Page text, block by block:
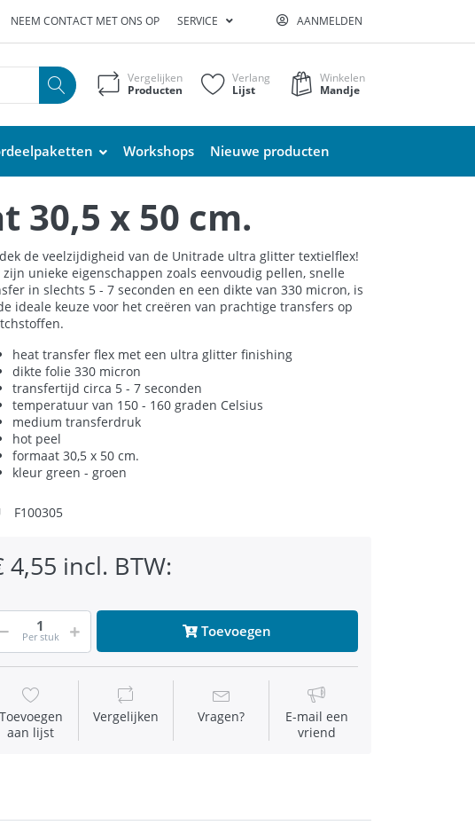
NEEM CONTACT MET ONS OP SERVICE AANMELDEN
Vergelijken
Producten
Verlang
Lijst
Winkelen
Mandje
Workshops Nieuwe producten
30,5 x 50 cm.
de veelzijdigheid van de Unitrade ultra glitter textielflex!
zijn unieke eigenschappen zoals eenvoudig pellen, snelle
in slechts 5 - 7 seconden en een dikte van 330 micron, is
ideale keuze voor het creëren van prachtige transfers op
heat transfer flex met een ultra glitter finishing
dikte folie 330 micron
transfertijd circa 5 - 7 seconden
temperatuur van 150 - 160 graden Celsius
medium transferdruk
hot peel
formaat 30,5 x 50 cm.
kleur green - groen
F100305
4,55 incl. BTW:
Per stuk Toevoegen
Toevoegen
aan lijst
Vergelijken Vragen?
E-mail een
vriend